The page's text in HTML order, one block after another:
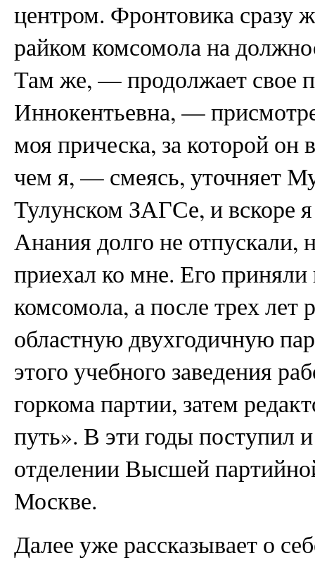
центром. Фронтовика сразу
райком комсомола на
Там же, — продолжает свое
Иннокентьевна, —
моя прическа, за которой
чем я, — смеясь, уточняет
Тулунском ЗАГСе, и вскоре
Анания долго не отпускали,
приехал ко мне. Его
комсомола, а после трех лет
областную двухгодичную
этого учебного заведения
горкома партии, затем
путь». В эти годы поступил
отделении Высшей
Москве.
Далее уже рассказывает о